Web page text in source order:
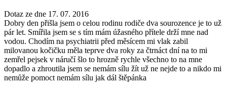
Dotaz ze dne 17. 07. 2016
Dobry den přišla jsem o celou rodinu rodiče dva sourozence je to už
pár let. Smířila jsem se s tím mám úžasného přítele drží mne nad
vodou. Chodím na psychiatrii před měsícem mi vlak zabil
milovanou kočičku měla teprve dva roky za čtrnáct dní na to mi
zemřel pejsek v náručí šlo to hrozně rychle všechno to na mne
dopadlo a zhroutila jsem se nemám sílu žít už ne nejde to a nikdo mi
nemůže pomoct nemám sílu jak dál štěpánka